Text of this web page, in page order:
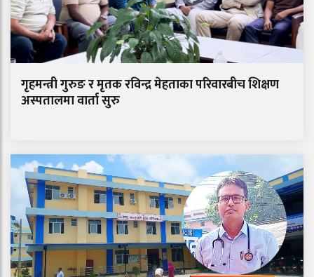
गृहमन्त्री गुरुङ र मृतक रविन्द्र मेहताका परिवारबीच शिक्षण
अस्पतालमा वार्ता सुरु